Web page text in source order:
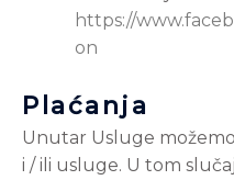
https://
on
Plaćanja
Unutar Usluge
i / ili usluge. U tom